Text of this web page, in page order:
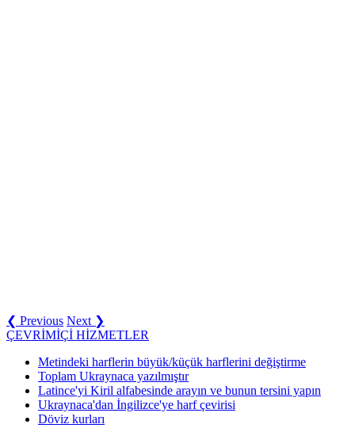
❮ Previous Next ❯
ÇEVRİMİÇİ HİZMETLER
Metindeki harflerin büyük/küçük harflerini değiştirme
Toplam Ukraynaca yazılmıştır
Latince'yi Kiril alfabesinde arayın ve bunun tersini yapın
Ukraynaca'dan İngilizce'ye harf çevirisi
Döviz kurları